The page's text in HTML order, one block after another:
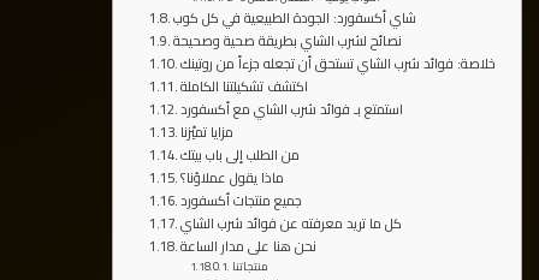
شاي أكسفورد: الجودة الطبيعية في كل كوب
نصائح لشرب الشاي بطريقة صحية وصحيحة
خلاصة: فوائد شرب الشاي تستحق أن تجعله جزءاً من روتينك
اكتشف تشكيلتنا الكاملة
استمتع بـ فوائد شرب الشاي مع أكسفورد
مزايا تميّزنا
من الطلب إلى باب بيتك
ماذا يقول عملاؤنا؟
جميع منتجات أكسفورد
كل ما تريد معرفته عن فوائد شرب الشاي
نحن هنا على مدار الساعة
منتجاتنا